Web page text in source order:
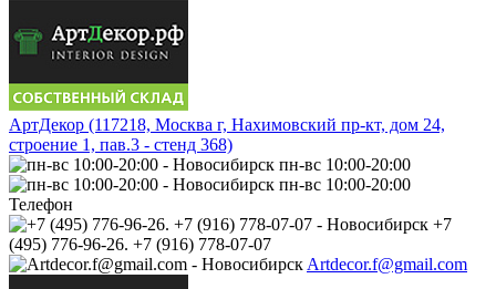
АртДекор (117218, Москва г, Нахимовский пр-кт, дом 24,
строение 1, пав.3 - стенд 368)
пн-вс 10:00-20:00
пн-вс 10:00-20:00
Телефон
+7
(495) 776-96-26. +7 (916) 778-07-07
Artdecor.f@gmail.com